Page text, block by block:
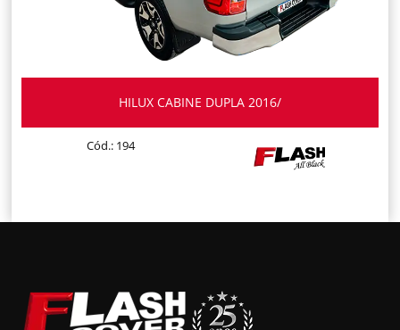
HILUX CABINE DUPLA 2016/
Cód.: 194